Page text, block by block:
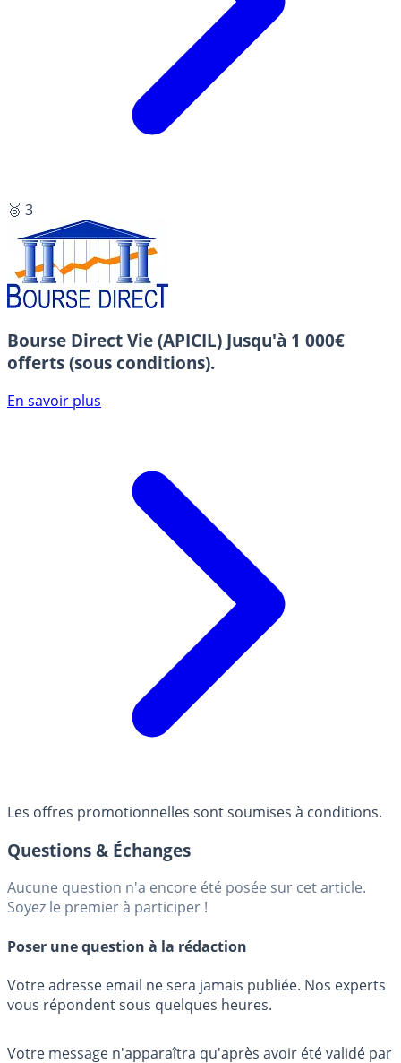
🥉 3
Bourse Direct Vie (APICIL) Jusqu'à 1 000€
offerts (sous conditions).
En savoir plus
Les offres promotionnelles sont soumises à conditions.
Questions & Échanges
Aucune question n'a encore été posée sur cet article.
Soyez le premier à participer !
Poser une question à la rédaction
Votre adresse email ne sera jamais publiée. Nos experts
vous répondent sous quelques heures.
Votre message n'apparaîtra qu'après avoir été validé par